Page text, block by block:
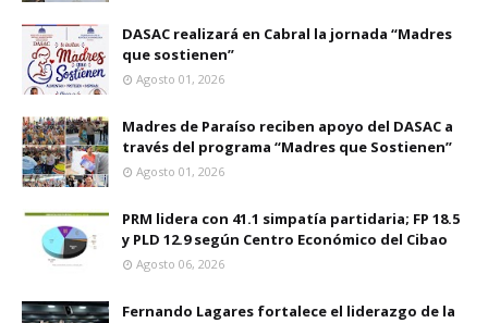
DASAC realizará en Cabral la jornada “Madres
que sostienen”
Agosto 01, 2026
Madres de Paraíso reciben apoyo del DASAC a
través del programa “Madres que Sostienen”
Agosto 01, 2026
PRM lidera con 41.1 simpatía partidaria; FP 18.5
y PLD 12.9 según Centro Económico del Cibao
Agosto 06, 2026
Fernando Lagares fortalece el liderazgo de la